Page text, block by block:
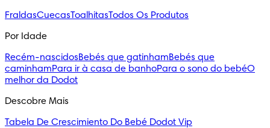
FraldasCuecasToalhitasTodos Os Produtos
Por Idade
Recém-nascidosBebés que gatinhamBebés que
caminhamPara ir à casa de banhoPara o sono do bebéO
melhor da Dodot
Descobre Mais
Tabela De Crescimiento Do Bebé Dodot Vip